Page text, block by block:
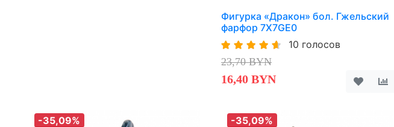
Фигурка «Дракон» бол. Гжельский
фарфор 7X7GE0
10 голосов
23,70 BYN
16,40 BYN
-35,09%
-35,09%